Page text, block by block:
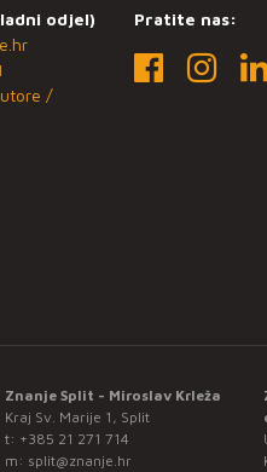
odjel)
/
Pratite nas:
Znanje Split - Miroslav Krleža
Kraj Sv. Marije 1, Split
t: +385 21 271 714
m: split@znanje.hr